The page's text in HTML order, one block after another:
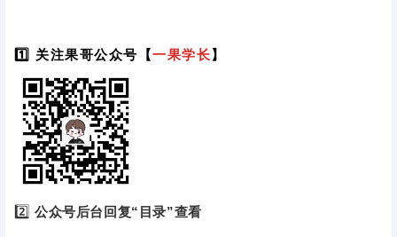
1️⃣ 关注果哥公众号【一果学长】
2️⃣公众号后台回复“目录”查看